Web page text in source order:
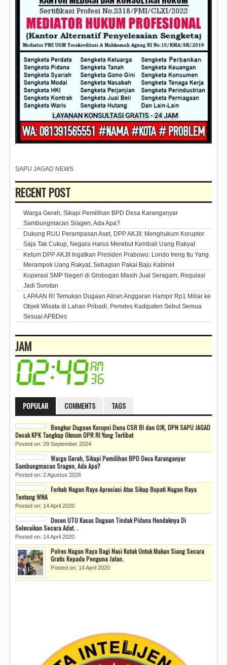
SAPU JAGAD NEWS
RECENT POST
Warga Gerah, Sikapi Pemilihan BPD Desa Karanganyar
Sambungmacan Sragen, Ada Apa?
Dukung RUU Perampasan Aset, DPP AKJII: Menghukum Koruptor
Saja Tak Cukup, Negara Harus Merebut Kembali Uang Rakyat
Ketum DPP AKJII Ingatkan Presiden Prabowo: Londo Ireng Itu Yang
Merampok Uang Rakyat, Sebagian Pakai Baju Kabinet
Koperasi SMP Negeri di Grobogan Masih Jual Seragam, Regulasi
Jadi Sorotan
LAPAAN RI Temukan Dugaan Aliran Anggaran Hampir Rp1 Miliar ke
Objek Wisata di Lahan Pribadi, Pemdes Kadipaten Sebut Semua
Sesuai APBDes
JAM
POPULAR COMMENTS TAGS
Bongkar Dugaan Korupsi Dana CSR BI dan OJK, DPN SAPU JAGAD
Desak KPK Tangkap Oknum DPR RI Yang Terlibat
Posted on: 29 September 2024
Warga Gerah, Sikapi Pemilihan BPD Desa Karanganyar
Sambungmacan Sragen, Ada Apa?
Posted on: 2 Agustus 2026
Forkab Nagan Raya Apresiasi Atas Sikap Bupati Nagan Raya
Tentang WNA
Posted on: 14 April 2020
Dosen UTU Kasus Dugaan Tindak Pidana Hendaknya Di
Selesaikan Secara Adat. .
Posted on: 14 April 2020
Polres Nagan Raya Bagi Nasi Kotak Untuk Makan Siang Secara
Gratis Kepada Penguna Jalan.
Posted on: 14 April 2020